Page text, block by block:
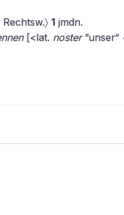
Rechtsw.〉 1 jmdn.
[<lat. noster”unser“